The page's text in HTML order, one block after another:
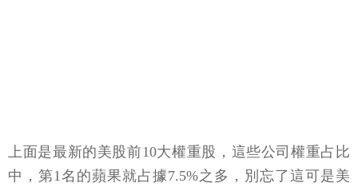
上面是最新的美股前10大權重股，這些公司權重占比
中，第1名的蘋果就占據7.5%之多，別忘了這可是美